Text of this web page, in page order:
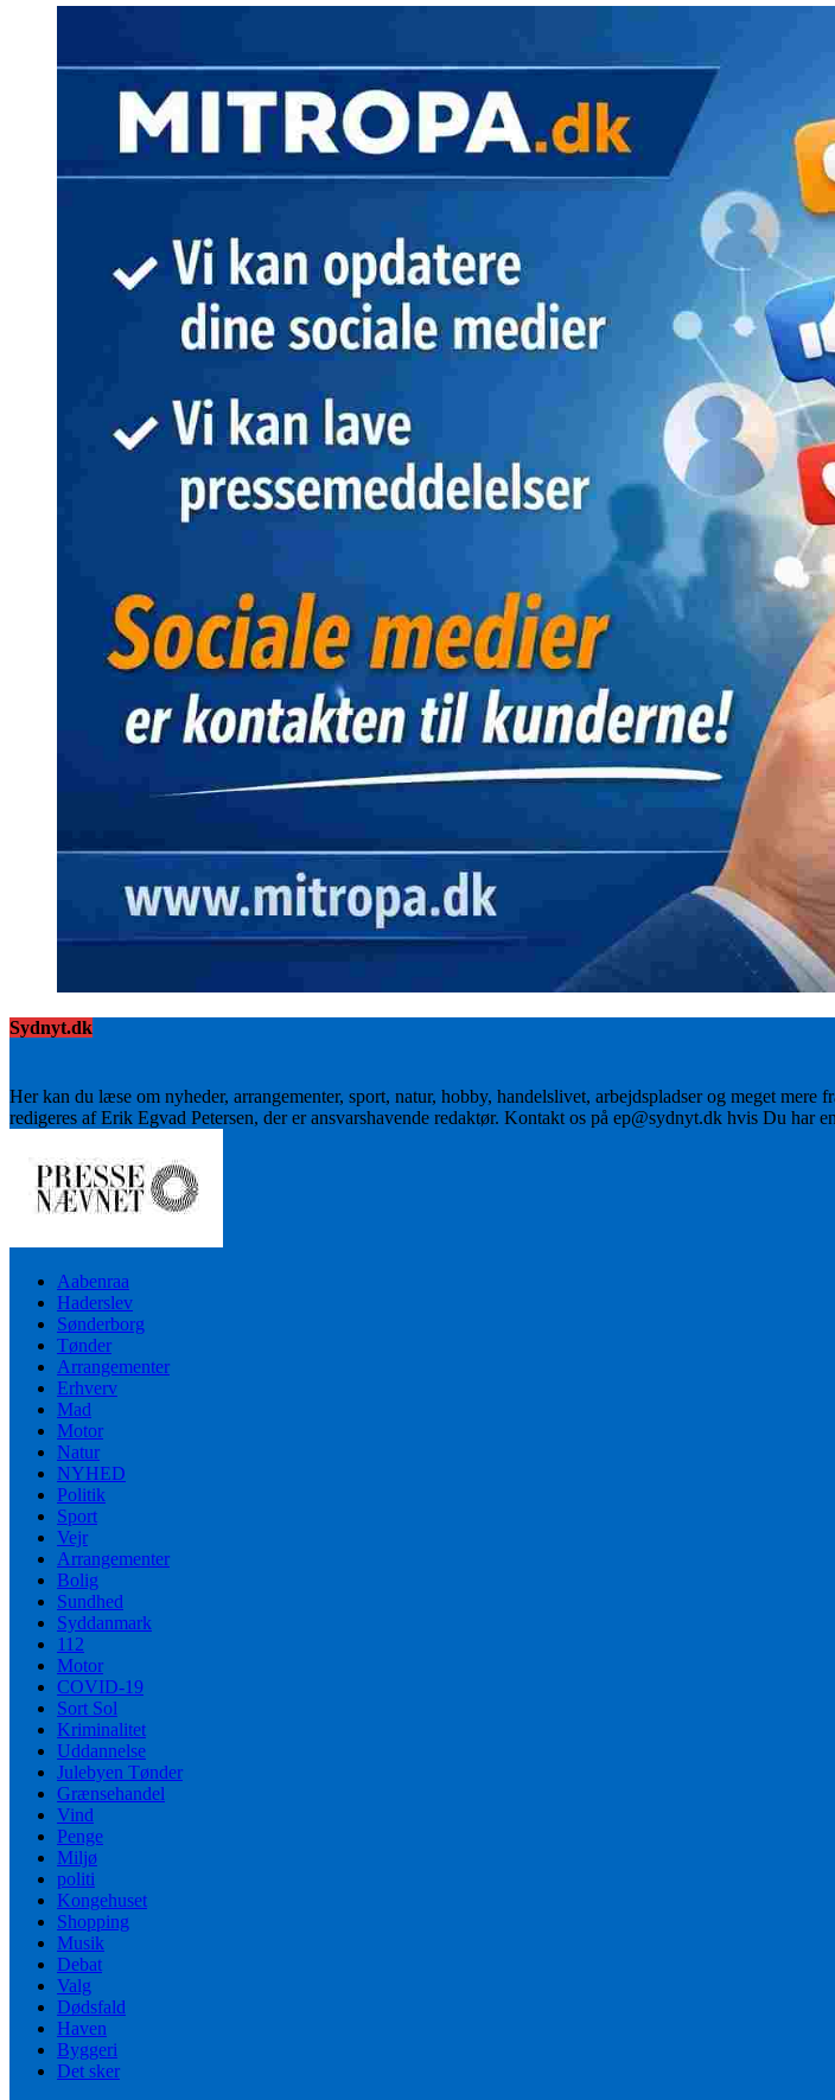
Sydnyt.dk
Her kan du læse om nyheder, arrangementer, sport, natur, hobby, handelslivet, arbejdspladser og meget
redigeres af Erik Egvad Petersen, der er ansvarshavende redaktør. Kontakt os på ep@sydnyt.dk hvis Du har
Aabenraa
Haderslev
Sønderborg
Tønder
Arrangementer
Erhverv
Mad
Motor
Natur
NYHED
Politik
Sport
Vejr
Arrangementer
Bolig
Sundhed
Syddanmark
112
Motor
COVID-19
Sort Sol
Kriminalitet
Uddannelse
Julebyen Tønder
Grænsehandel
Vind
Penge
Miljø
politi
Kongehuset
Shopping
Musik
Debat
Valg
Dødsfald
Haven
Byggeri
Det sker